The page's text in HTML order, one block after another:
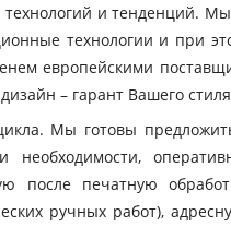
и тенденций.
технологии и при
европейскими
– гарант Вашего
Мы готовы
необходимости,
после печатную
ручных работ),